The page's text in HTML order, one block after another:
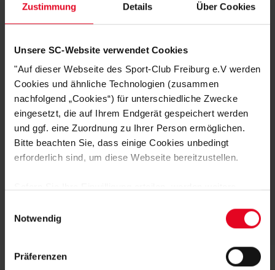
Zustimmung Details Über Cookies
Unsere SC-Website verwendet Cookies
"Auf dieser Webseite des Sport-Club Freiburg e.V werden
Cookies und ähnliche Technologien (zusammen
nachfolgend „Cookies“) für unterschiedliche Zwecke
eingesetzt, die auf Ihrem Endgerät gespeichert werden
und ggf. eine Zuordnung zu Ihrer Person ermöglichen.
Bitte beachten Sie, dass einige Cookies unbedingt
erforderlich sind, um diese Webseite bereitzustellen.
Daten von Ihnen (z.B. persönlichen Identifikatoren oder
IP-Adressen) verarbeitet werden. Durch Klicken auf den
Speicherung aller aufgeführten Cookies und der
Notwendig
Präferenzen
Elastischer Bund mit äußerem Kordelzug
Seitentaschen für mehr Funktionalität
Für Fans, die Wert auf
Stil, Komfort und Funktionalitätlegen – mit dieser
Hose bist du überall sportlich unterwegs!
HERSTELLERANGABEN
NACHHALTIGKEIT
Logistiknummer: